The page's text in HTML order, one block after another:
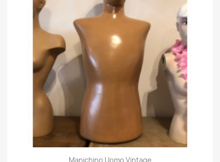
Manichino Uomo Vintage